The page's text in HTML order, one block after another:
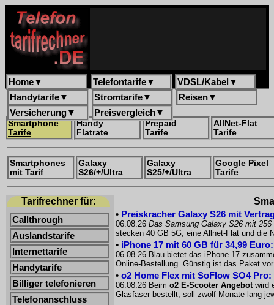
Home▼ Telefontarife▼ VDSL/Kabel ▼
Handytarife▼ Stromtarife▼ Reisen▼
Versicherung▼ Preisvergleich▼
Smartphone
Tarife
Handy
Flatrate
Prepaid
Tarife
AllNet-Flat
Tarife
Smartphones
mit Tarif
Galaxy
S26/+/Ultra
Galaxy
S25/+/Ultra
Google Pixel
Tarife
Tarifrechner für:
Callthrough
Auslandstarife
Internettarife
Handytarife
Billiger telefonieren
Telefonanschluss
• Preiskracher Galaxy S26 mit
06.08.26 Das Samsung Galaxy S26 mit 256
stecken 40 GB 5G, eine Allnet-Flat und die
• iPhone 17 mit 60 GB für 34,99
06.08.26 Blau bietet das iPhone 17
Online-Bestellung. Günstig ist das Paket
• o2 Home Flex mit SoFlow SO4
06.08.26 Beim o2 E-Scooter Angebotwird
Glasfaser bestellt, soll zwölf Monate lang